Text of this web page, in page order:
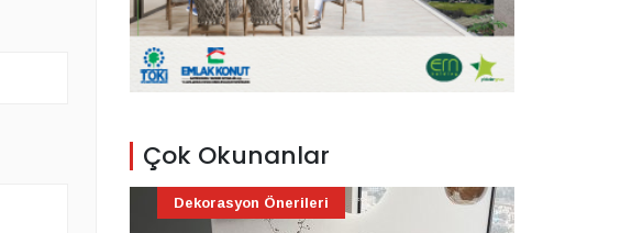
Çok Okunanlar
Dekorasyon Önerileri